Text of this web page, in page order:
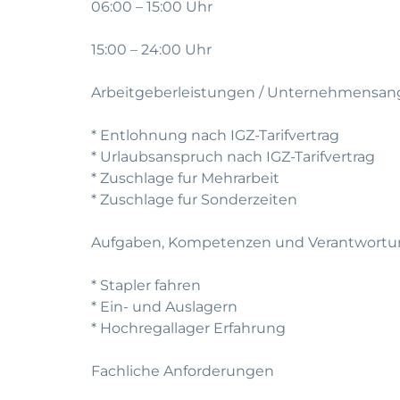
06:00 – 15:00 Uhr
15:00 – 24:00 Uhr
Arbeitgeberleistungen /
* Entlohnung nach IGZ-Tarifvertrag
* Urlaubsanspruch nach IGZ-Tarifvertrag
* Zuschlage fur Mehrarbeit
* Zuschlage fur Sonderzeiten
Aufgaben, Kompetenzen und
* Stapler fahren
* Ein- und Auslagern
* Hochregallager Erfahrung
Fachliche Anforderungen